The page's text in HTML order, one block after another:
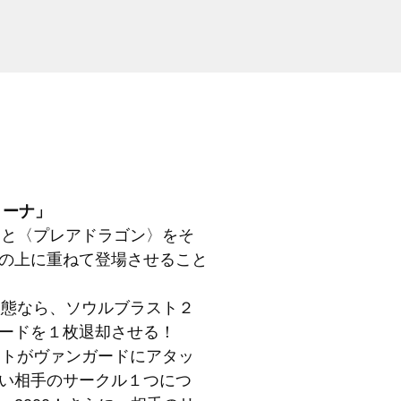
ナ」
〈プレアドラゴン〉をそ
上に重ねて登場させること
なら、ソウルブラスト２
ドを１枚退却させる！
がヴァンガードにアタッ
相手のサークル１つにつ